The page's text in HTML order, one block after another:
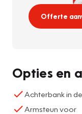
Offerte
Opties en
Achterbank in
Armsteun voor